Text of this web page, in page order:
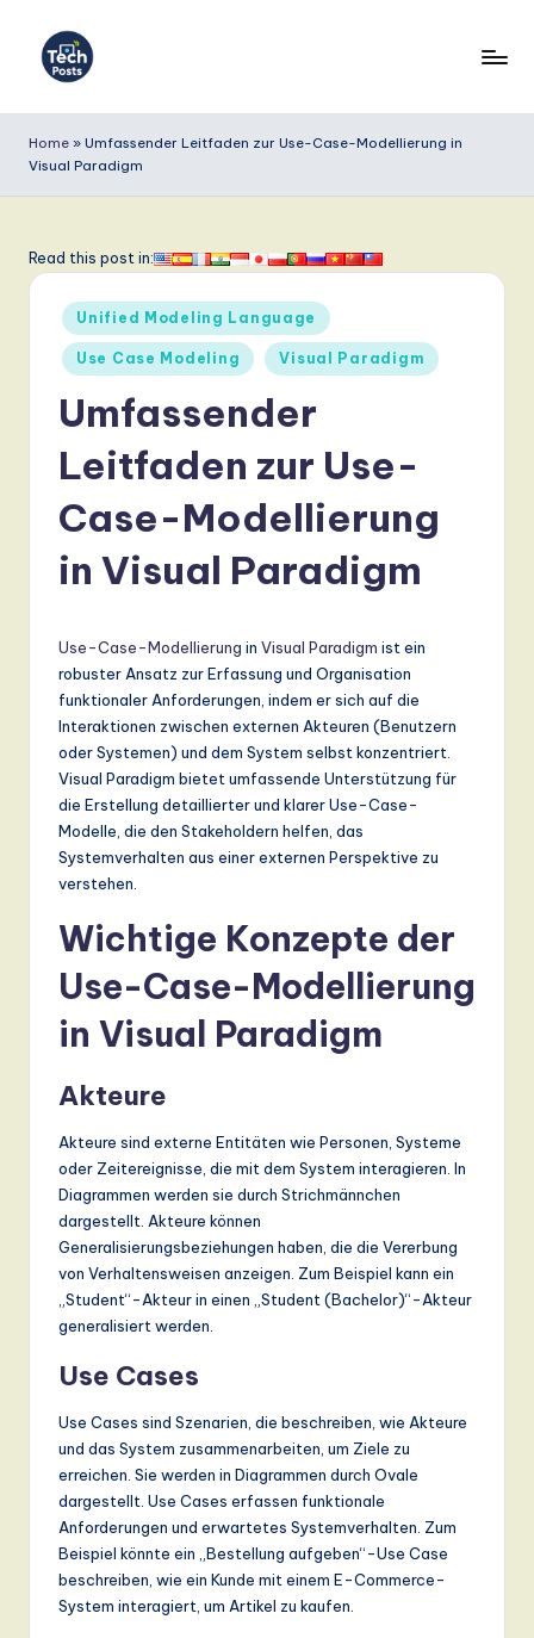
e
c
P
G
m
L
in
A
S
w
Home » Umfassender Leitfaden zur Use-Case-Modellierung in
Visual Paradigm
Read this post in:
Posted
in
Unified Modeling Language
Use Case Modeling Visual Paradigm
Umfassender
Leitfaden zur Use-
Case-Modellierung
in Visual Paradigm
Use-Case-Modellierung in Visual Paradigm ist ein
robuster Ansatz zur Erfassung und Organisation
funktionaler Anforderungen, indem er sich auf die
Interaktionen zwischen externen Akteuren (Benutzern
oder Systemen) und dem System selbst konzentriert.
Visual Paradigm bietet umfassende Unterstützung für
die Erstellung detaillierter und klarer Use-Case-
Modelle, die den Stakeholdern helfen, das
Systemverhalten aus einer externen Perspektive zu
verstehen.
Wichtige Konzepte der
Use-Case-Modellierung
in Visual Paradigm
Akteure
Akteure sind externe Entitäten wie Personen, Systeme
oder Zeitereignisse, die mit dem System interagieren. In
Diagrammen werden sie durch Strichmännchen
dargestellt. Akteure können
Generalisierungsbeziehungen haben, die die Vererbung
von Verhaltensweisen anzeigen. Zum Beispiel kann ein
„Student“-Akteur in einen „Student (Bachelor)“-Akteur
generalisiert werden.
Use Cases
Use Cases sind Szenarien, die beschreiben, wie Akteure
und das System zusammenarbeiten, um Ziele zu
erreichen. Sie werden in Diagrammen durch Ovale
dargestellt. Use Cases erfassen funktionale
Anforderungen und erwartetes Systemverhalten. Zum
Beispiel könnte ein „Bestellung aufgeben“-Use Case
beschreiben, wie ein Kunde mit einem E-Commerce-
System interagiert, um Artikel zu kaufen.